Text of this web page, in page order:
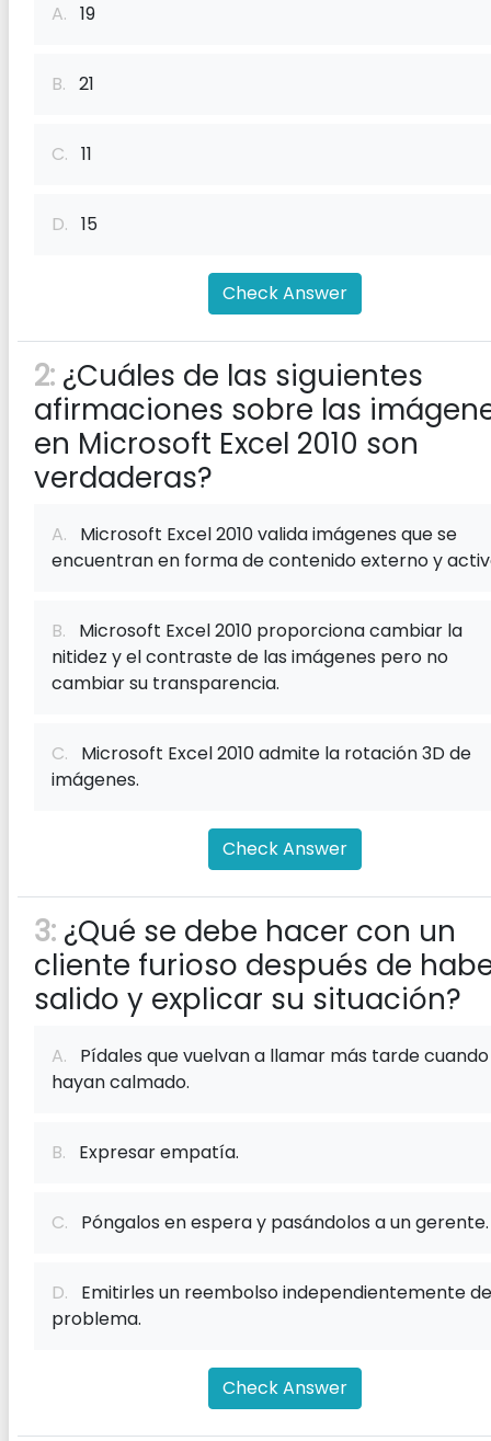
A. 19
B. 21
C. 11
D. 15
Check Answer
2: ¿Cuáles de las siguientes
afirmaciones sobre las
en Microsoft Excel 2010 son
verdaderas?
A. Microsoft Excel 2010 valida imágenes que se
encuentran en forma de contenido externo y
B. Microsoft Excel 2010 proporciona cambiar la
nitidez y el contraste de las imágenes pero no
cambiar su transparencia.
C. Microsoft Excel 2010 admite la rotación 3D de
imágenes.
Check Answer
3: ¿Qué se debe hacer con un
cliente furioso después de
salido y explicar su situación?
A. Pídales que vuelvan a llamar más tarde
hayan calmado.
B. Expresar empatía.
C. Póngalos en espera y pasándolos a un gerente.
D. Emitirles un reembolso independientemente
problema.
Check Answer